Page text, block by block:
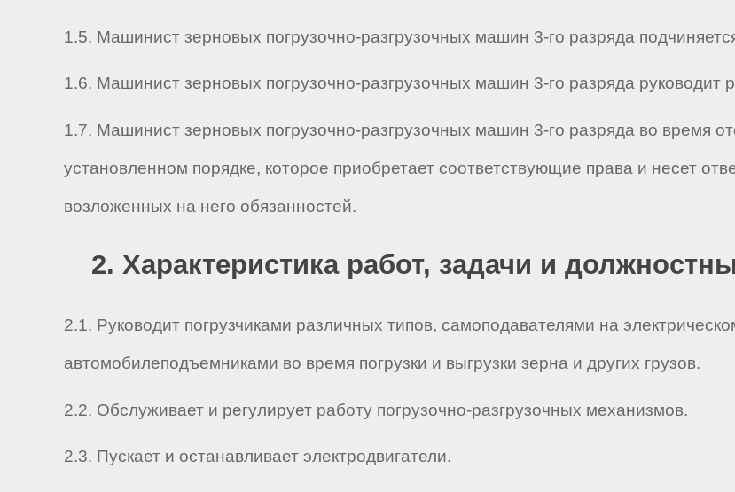
1.5. Машинист зерновых погрузочно-разгрузочных машин 3-го разряда
1.6. Машинист зерновых погрузочно-разгрузочных машин 3-го разряда руководит
1.7. Машинист зерновых погрузочно-разгрузочных машин 3-го разряда во время
установленном порядке, которое приобретает соответствующие права и несет
возложенных на него обязанностей.
2. Характеристика работ, задачи и
2.1. Руководит погрузчиками различных типов, самоподавателями на
автомобилеподъемниками во время погрузки и выгрузки зерна и других грузов.
2.2. Обслуживает и регулирует работу погрузочно-разгрузочных механизмов.
2.3. Пускает и останавливает электродвигатели.